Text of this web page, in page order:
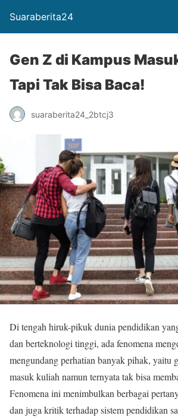
Suaraberita24
Gen Z di Kampus
Tapi Tak Bisa Baca!
suaraberita24_2btcj3
Di tengah hiruk-pikuk dunia pendidikan
dan berteknologi tinggi, ada fenomena
mengundang perhatian banyak pihak, yaitu
masuk kuliah namun ternyata tak bisa
Fenomena ini menimbulkan berbagai
dan juga kritik terhadap sistem pendidikan